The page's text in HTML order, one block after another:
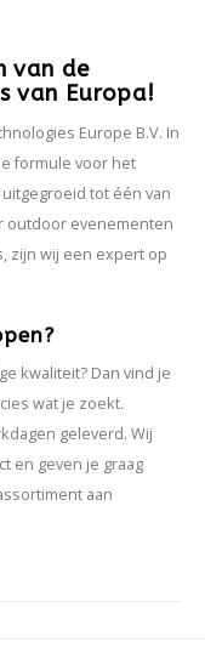
van de
van Europa!
Europe B.V. In
formule voor het
tot één van
outdoor evenementen
zijn wij een expert op
kwaliteit? Dan vind je
wat je zoekt.
geleverd. Wij
en geven je graag
aan